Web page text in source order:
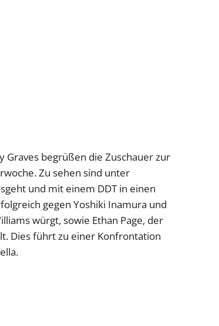
Graves begrüßen die Zuschauer zur
Zu sehen sind unter
und mit einem DDT in einen
gegen Yoshiki Inamura und
würgt, sowie Ethan Page, der
Dies führt zu einer Konfrontation